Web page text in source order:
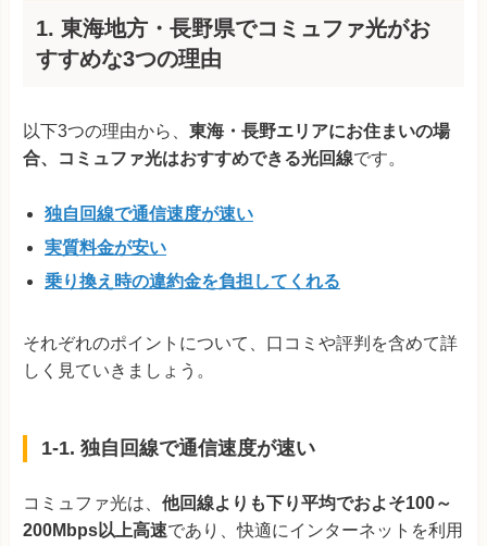
1. 東海地方・長野県でコミュファ光がお
すすめな3つの理由
以下3つの理由から、 東海・長野エリアにお住まいの場
合、コミュファ光はおすすめできる光回線です。
独自回線で通信速度が速い
実質料金が安い
乗り換え時の違約金を負担してくれる
それぞれのポイントについて、口コミや評判を含めて詳
しく見ていきましょう。
1-1. 独自回線で通信速度が速い
コミュファ光は、 他回線よりも下り平均でおよそ100～
200Mbps以上高速であり、快適にインターネットを利用